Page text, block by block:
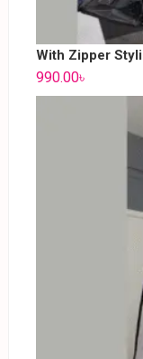
With Zipper
990.00৳